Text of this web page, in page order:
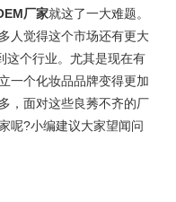
厂家就这了一大难题。
觉得这个市场还有更大
这个行业。尤其是现在有
一个化妆品品牌变得更加
，面对这些良莠不齐的厂
呢?小编建议大家望闻问